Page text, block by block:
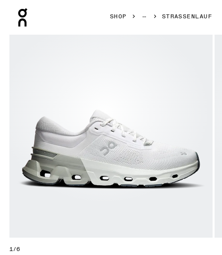
SHOP STRASSENLAUF
1/6